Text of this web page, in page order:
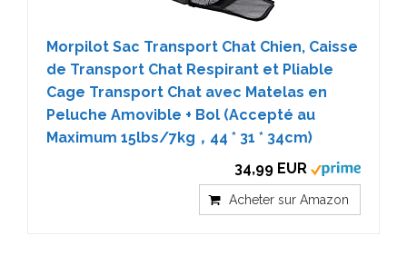
Morpilot Sac Transport Chat Chien, Caisse
de Transport Chat Respirant et Pliable
Cage Transport Chat avec Matelas en
Peluche Amovible + Bol (Accepté au
Maximum 15lbs/7kg，44 * 31 * 34cm)
34,99 EUR
Acheter sur Amazon